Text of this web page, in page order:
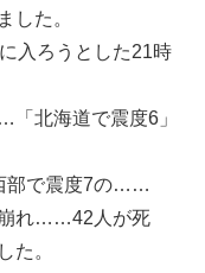
した。
入ろうとした21時
北海道で震度6」
部で震度7の……
崩れ……42人が死
た。